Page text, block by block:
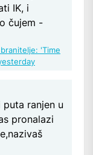
IK, i
čujem -
'Time
ranjen u
pronalazi